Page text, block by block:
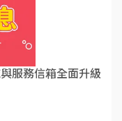
服務信箱全面升級